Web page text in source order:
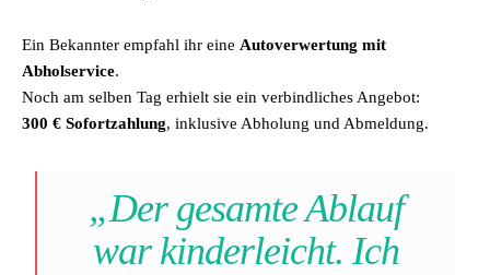
Ein Bekannter empfahl ihr eine Autoverwertung mit
Abholservice.
Noch am selben Tag erhielt sie ein verbindliches Angebot:
300 € Sofortzahlung, inklusive Abholung und Abmeldung.
„Der gesamte Ablauf
war kinderleicht. Ich